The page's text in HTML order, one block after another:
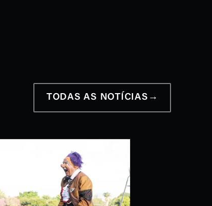
TODAS AS NOTÍCIAS →